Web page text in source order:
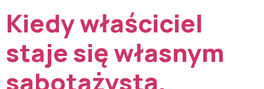
Kiedy właściciel
staje się własnym
sabotażystą.